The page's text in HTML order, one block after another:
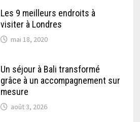
Les 9 meilleurs endroits à
visiter à Londres
mai 18, 2020
Un séjour à Bali transformé
grâce à un accompagnement sur
mesure
août 3, 2026